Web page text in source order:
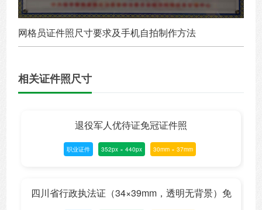
网格员证件照尺寸要求及手机自拍制作方法
相关证件照尺寸
退役军人优待证免冠证件照
职业证件 352px × 440px 30mm × 37mm
四川省行政执法证（34×39mm，透明无背景）免